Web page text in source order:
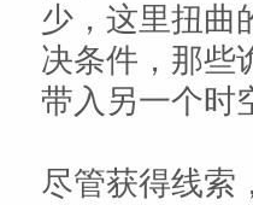
少，这里扭曲
决条件，那些
带入另一个时
尽管获得线索